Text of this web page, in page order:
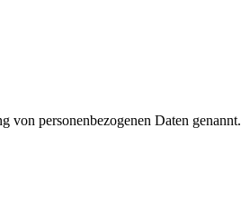
personenbezogenen Daten genannt.